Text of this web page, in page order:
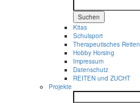
Suchen
Kitas
Schulsport
Therapeutisches Reiten
Hobby Horsing
Impressum
Datenschutz
REITEN und ZUCHT
Projekte